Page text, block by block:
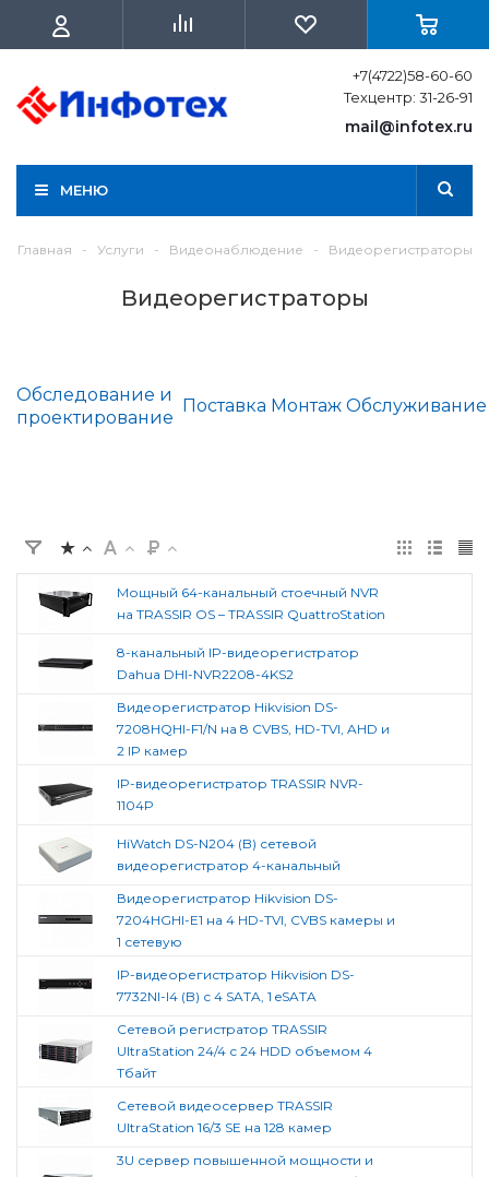
+7(4722)58-60-60
Техцентр: 31-26-91
mail@infotex.ru
МЕНЮ
Главная - Услуги - Видеонаблюдение - Видеорегистраторы
Видеорегистраторы
Обследование и
проектирование
Поставка Монтаж Обслуживание
Мощный 64-канальный стоечный NVR
на TRASSIR OS – TRASSIR QuattroStation
8-канальный IP-видеорегистратор
Dahua DHI-NVR2208-4KS2
Видеорегистратор Hikvision DS-
7208HQHI-F1/N на 8 CVBS, HD-TVI, AHD и
2 IP камер
IP-видеорегистратор TRASSIR NVR-
1104P
HiWatch DS-N204 (B) сетевой
видеорегистратор 4-канальный
Видеорегистратор Hikvision DS-
7204HGHI-E1 на 4 HD-TVI, CVBS камеры и
1 сетевую
IP-видеорегистратор Hikvision DS-
7732NI-I4 (B) с 4 SATA, 1 eSATA
Сетевой регистратор TRASSIR
UltraStation 24/4 с 24 HDD объемом 4
Тбайт
Сетевой видеосервер TRASSIR
UltraStation 16/3 SE на 128 камер
3U сервер повышенной мощности и